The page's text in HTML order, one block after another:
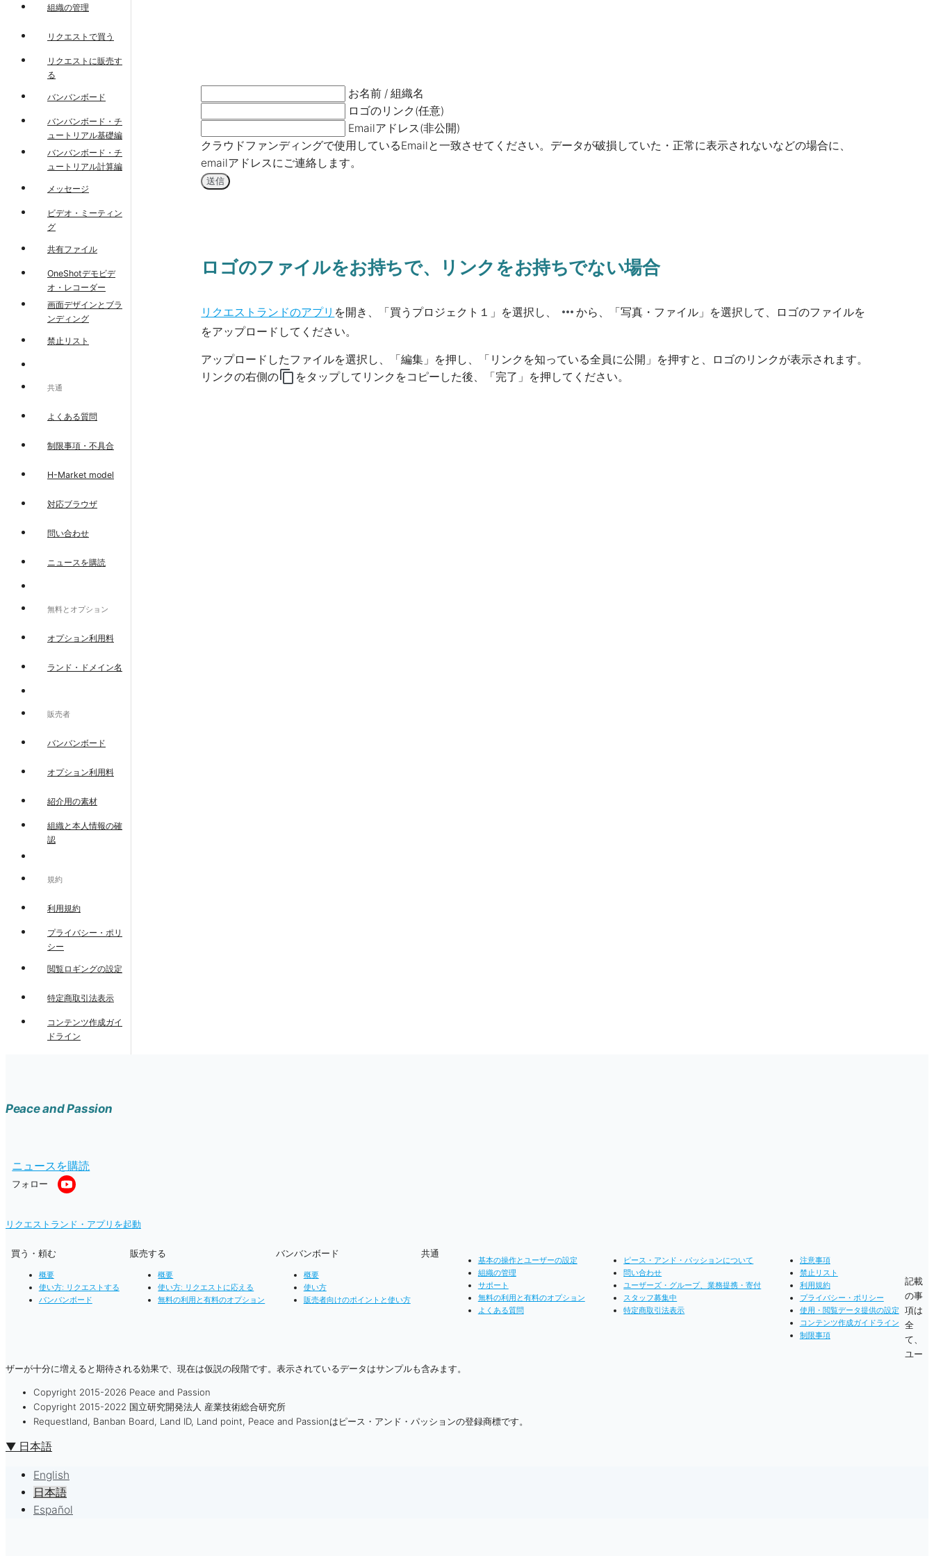
組織の管理
リクエストで買う
リクエストに販売す
る
バンバンボード
バンバンボード・チ
ュートリアル基礎編
バンバンボード・チ
ュートリアル計算編
メッセージ
ビデオ・ミーティン
グ
共有ファイル
OneShotデモビデ
オ・レコーダー
画面デザインとブラ
ンディング
禁止リスト
共通
よくある質問
制限事項・不具合
H-Market model
対応ブラウザ
問い合わせ
ニュースを購読
無料とオプション
オプション利用料
ランド・ドメイン名
販売者
バンバンボード
オプション利用料
紹介用の素材
組織と本人情報の確
認
規約
利用規約
プライバシー・ポリ
シー
閲覧ロギングの設定
特定商取引法表示
コンテンツ作成ガイ
ドライン
お名前 / 組織名
ロゴのリンク(任意)
Emailアドレス(非公開)
クラウドファンディングで使用しているEmailと一致させてください。データが破損していた・正常に表示されないなどの場合に、
emailアドレスにご連絡します。
送信
ロゴのファイルをお持ちで、リンクをお持ちでない場合
リクエストランドのアプリ を開き、「買うプロジェクト１」を選択し、 more_horizから、「写真・ファイル」を選択して、ロゴのファイルを
をアップロードしてください。
アップロードしたファイルを選択し、「編集」を押し、「リンクを知っている全員に公開」を押すと、ロゴのリンクが表示されます。
リンクの右側のcontent_copy をタップしてリンクをコピーした後、「完了」を押してください。
Peace and Passion
ニュースを購読
フォロー
リクエストランド・アプリを起動
買う・頼む
概要
使い方: リクエストする
バンバンボード
販売する
概要
使い方: リクエストに応える
無料の利用と有料のオプション
バンバンボード
概要
使い方
販売者向けのポイントと使い方
共通
基本の操作とユーザーの設定
組織の管理
サポート
無料の利用と有料のオプション
よくある質問
ピース・アンド・パッションについて
問い合わせ
ユーザーズ・グループ、業務提携・寄付
スタッフ募集中
特定商取引法表示
注意事項
禁止リスト
利用規約
プライバシー・ポリシー
使用・閲覧データ提供の設定
コンテンツ作成ガイドライン
制限事項
記載
の事
項は
全
て、
ユー
ザーが十分に増えると期待される効果で、現在は仮説の段階です。表示されているデータはサンプルも含みます。
Copyright 2015-2026 Peace and Passion
Copyright 2015-2022 国立研究開発法人 産業技術総合研究所
Requestland, Banban Board, Land ID, Land point, Peace and Passionはピース・アンド・パッションの登録商標です。
▼ 日本語
English
日本語
Español